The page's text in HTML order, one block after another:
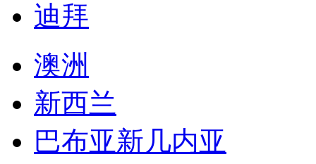
迪拜
澳洲
新西兰
巴布亚新几内亚